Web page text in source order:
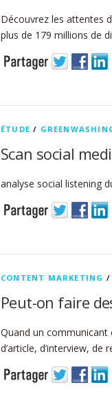
Découvrez les attentes
plus de 179 millions de
ÉTUDE /
Scan social
analyse social listening
CONTENT MARKETING /
Peut-on faire
Quand un communicant
d’article, d’interview,